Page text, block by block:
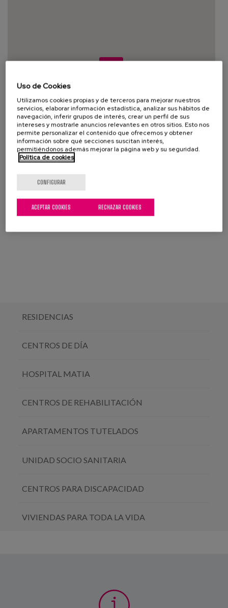
Petra Lekuona
Iparralde etorbidea, 13
20180 Oiartzun
943 261 080 -pl.recepcion@matiafundazioa.eus
RESIDENCIAS
CENTROS DE DÍA
HOSPITAL MATIA
CENTROS DE REHABILITACIÓN
APARTAMENTOS TUTELADOS
UNIDAD SOCIO SANITARIA
CENTROS PARA DISCAPACIDAD
VIVIENDAS PARA TODA LA VIDA
Uso de Cookies
Utilizamos cookies propias y de terceros para mejorar nuestros
servicios, elaborar información estadística, analizar sus hábitos de
navegación, inferir grupos de interés, crear un perfil de sus
intereses y mostrarle anuncios relevantes en otros sitios. Esto nos
permite personalizar el contenido que ofrecemos y obtener
información sobre qué secciones suscitan interés,
permitiéndonos además mejorar la página web y su seguridad.
Política de cookies
CONFIGURAR
RECHAZAR COOKIES
ACEPTAR COOKIES